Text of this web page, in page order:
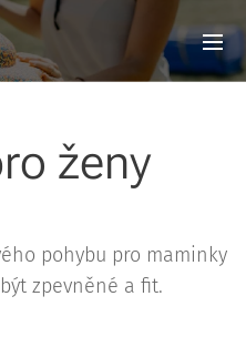
ženy
pohybu pro maminky
zpevněné a fit.